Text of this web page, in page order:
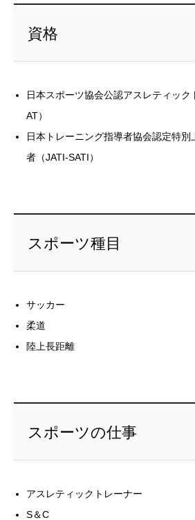
資格
日本スポーツ協会公認アスレティック
AT）
日本トレーニング指導者協会認定特
者（JATI-SATI）
スポーツ種目
サッカー
柔道
陸上長距離
スポーツの仕事
アスレティックトレーナー
S＆C